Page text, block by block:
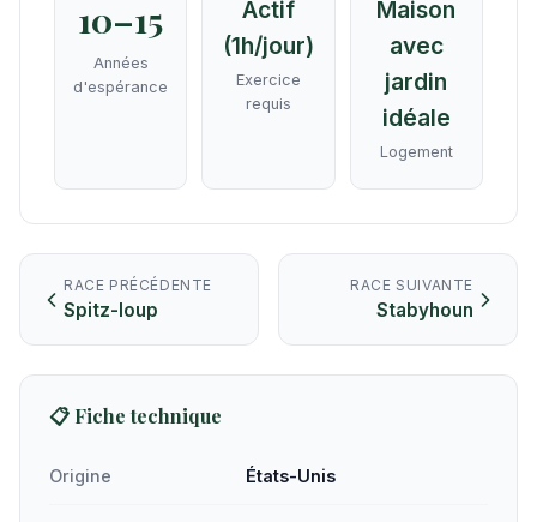
10–15
Années
d'espérance
Actif
(1h/jour)
Exercice
requis
Maison
avec
jardin
idéale
Logement
RACE PRÉCÉDENTE
Spitz-loup
RACE SUIVANTE
Stabyhoun
📋 Fiche technique
Origine États-Unis